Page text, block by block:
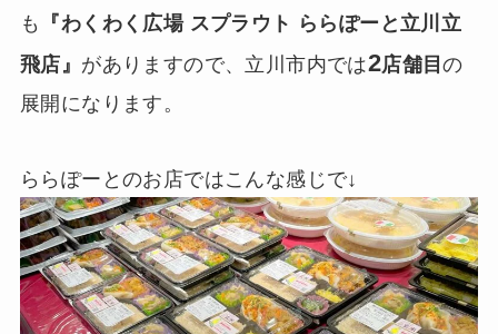
も
『わくわく広場 スプラウト ららぽーと立川立
飛店』 がありますので、立川市内では2店舗目の
展開になります。
ららぽーとのお店ではこんな感じで↓